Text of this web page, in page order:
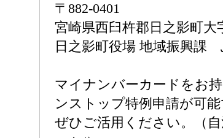
〒882-0401
宮崎県西臼杵郡日之影町大
日之影町役場 地域振興課
マイナンバーカードをお
ンストップ特例申請が可能
ぜひご活用ください。（